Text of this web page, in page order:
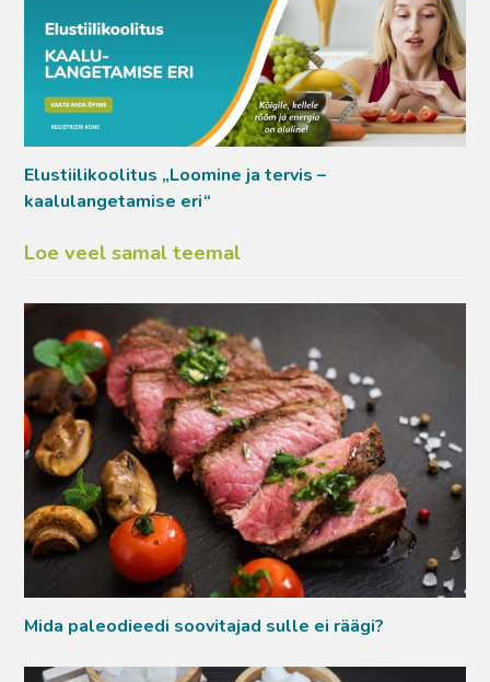
Elustiilikoolitus „Loomine ja tervis –
kaalulangetamise eri“
Loe veel samal teemal
Mida paleodieedi soovitajad sulle ei räägi?